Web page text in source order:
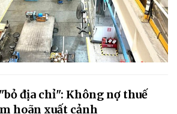
địa chỉ": Không nợ thuế
hoãn xuất cảnh